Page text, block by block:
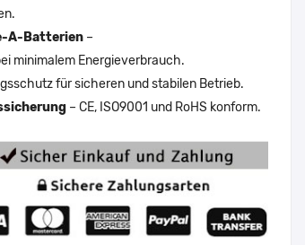
A-Batterien –
minimalem Energieverbrauch.
für sicheren und stabilen Betrieb.
– CE, ISO9001 und RoHS konform.